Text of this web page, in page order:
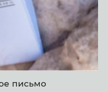
письмо